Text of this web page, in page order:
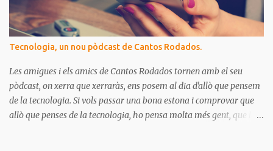
Tecnologia, un nou pòdcast de Cantos Rodados.
Les amigues i els amics de Cantos Rodados tornen amb el seu
pòdcast, on xerra que xerraràs, ens posem al dia d'allò que pensem
de la tecnologia. Si vols passar una bona estona i comprovar que
allò que penses de la tecnologia, ho pensa molta més gent, que la